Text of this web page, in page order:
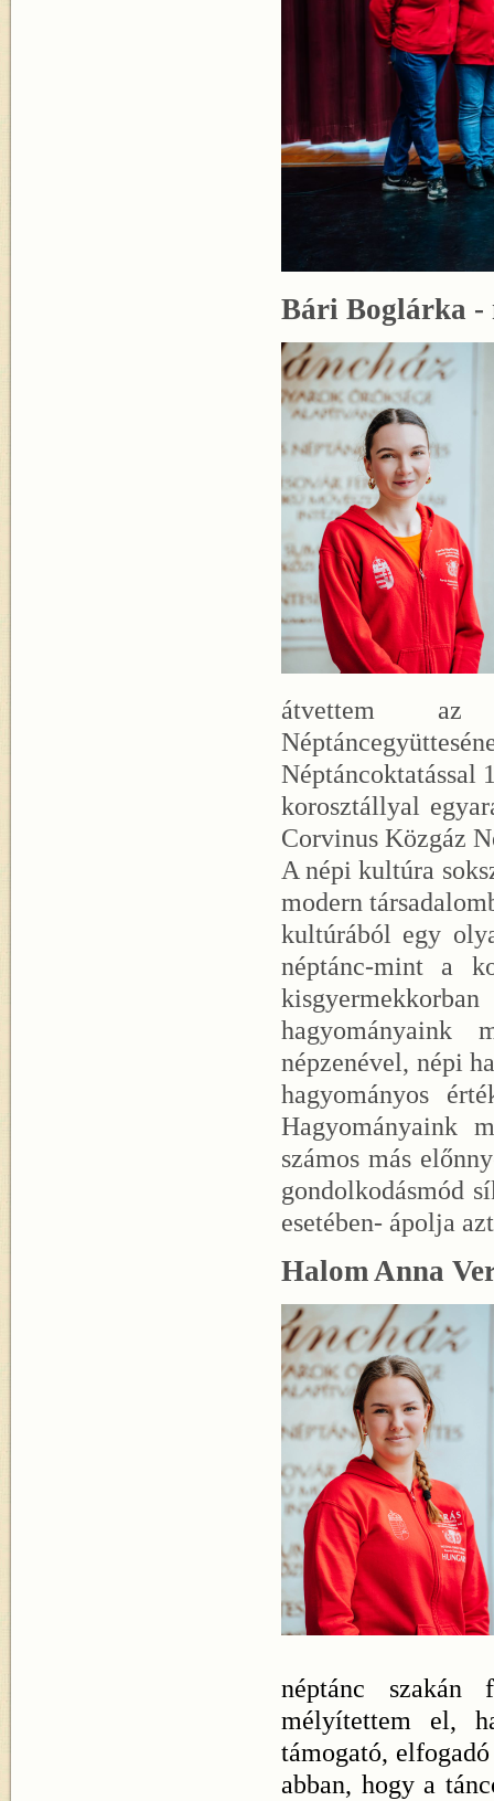
Bári Boglárka -
átvettem az
Néptáncoktatással
korosztállyal
Corvinus Közgáz
A népi kultúra
modern
kultúrából egy
néptánc-mint a
hagyományaink
népzenével, népi
hagyományos
Hagyományaink
számos más
gondolkodásmód
esetében- ápolja azt
Halom Anna
néptánc szakán
mélyítettem el,
támogató,
abban, hogy a